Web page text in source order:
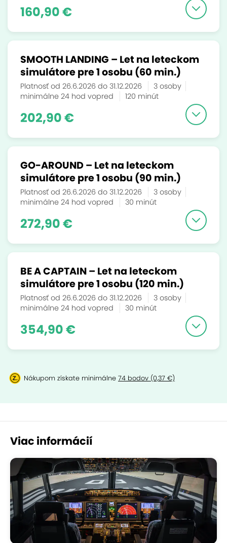
160,90 €
SMOOTH LANDING – Let na leteckom
simulátore pre 1 osobu (60 min.)
Platnosť od 26.6.2026 do 31.12.2026
3 osoby
minimálne 24 hod vopred
120 minút
202,90 €
GO-AROUND – Let na leteckom
simulátore pre 1 osobu (90 min.)
Platnosť od 26.6.2026 do 31.12.2026
3 osoby
minimálne 24 hod vopred
30 minút
272,90 €
BE A CAPTAIN – Let na leteckom
simulátore pre 1 osobu (120 min.)
Platnosť od 26.6.2026 do 31.12.2026
3 osoby
minimálne 24 hod vopred
30 minút
354,90 €
Nákupom získate minimálne 74 bodov (0,37 €)
Viac informácií